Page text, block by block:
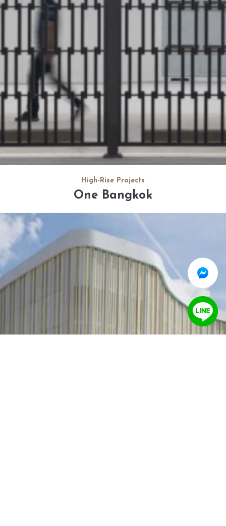
High-Rise Projects
One Bangkok